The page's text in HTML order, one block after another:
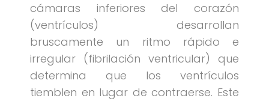
cámaras inferiores del corazón
(ventrículos) desarrollan
bruscamente un ritmo rápido e
irregular (fibrilación ventricular) que
determina que los ventrículos
tiemblen en lugar de contraerse. Este